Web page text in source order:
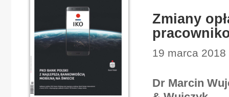
Zmiany
19 marca
Dr Marcin